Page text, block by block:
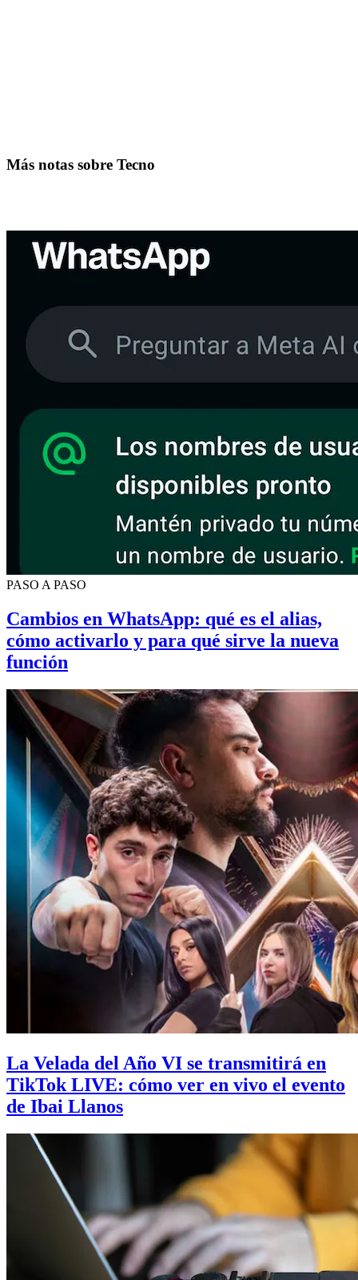
Más notas sobre Tecno
PASO A PASO
Cambios en WhatsApp: qué es el alias,
cómo activarlo y para qué sirve la nueva
función
La Velada del Año VI se transmitirá en
TikTok LIVE: cómo ver en vivo el evento
de Ibai Llanos